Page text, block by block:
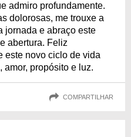
admiro profundamente.
dolorosas, me trouxe a
jornada e abraço este
abertura. Feliz
novo ciclo de vida
amor, propósito e luz.
COMPARTILHAR